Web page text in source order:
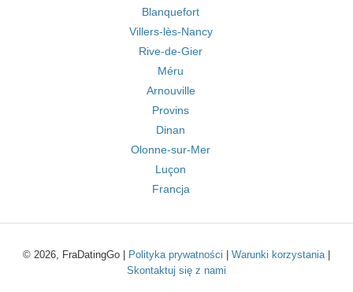
Blanquefort
Villers-lès-Nancy
Rive-de-Gier
Méru
Arnouville
Provins
Dinan
Olonne-sur-Mer
Luçon
Francja
© 2026, FraDatingGo | Polityka prywatności Warunki korzystania|
Skontaktuj się z nami